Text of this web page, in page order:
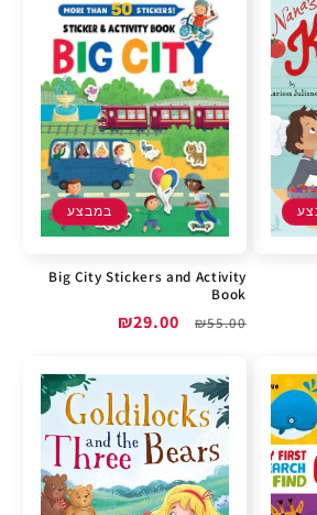
במבצע
Big City Stickers and Activity
Book
מחיר
₪55.00
מחיר
₪29.00